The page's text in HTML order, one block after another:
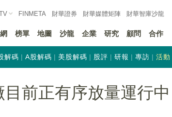
FINMETA 財華證券 財華媒體矩陣 財華智庫沙龍
榜單 地圖 沙龍 企業 研究 顧問 合作
解碼 A股解碼 美股解碼 股評 研報 專訪 活動
前正有序放量運行中